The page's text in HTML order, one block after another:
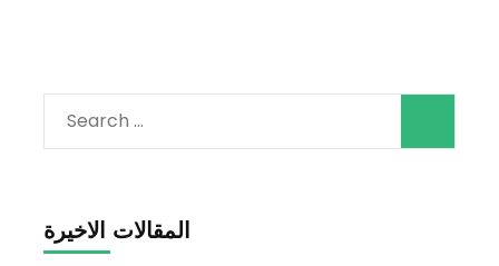
Search
for:
المقالات الاخيرة